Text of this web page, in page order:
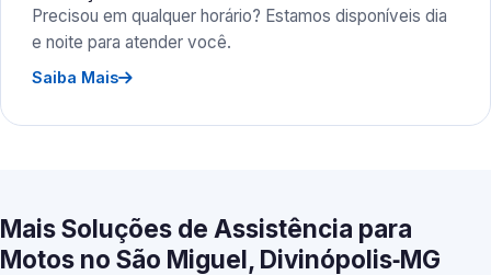
Precisou em qualquer horário? Estamos disponíveis dia
e noite para atender você.
Saiba Mais
Mais Soluções de Assistência para
Motos no São Miguel, Divinópolis‑MG